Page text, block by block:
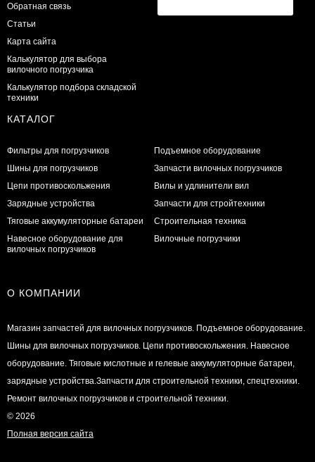
Обратная связь
Статьи
Карта сайта
Калькулятор для выбора
вилочного погрузчика
Калькулятор подбора складской
техники
КАТАЛОГ
Фильтры для погрузчиков
Шины для погрузчиков
Цепи противоскольжения
Зарядные устройства
Тяговые аккумуляторные батареи
Навесное оборудование для
вилочных погрузчиков
Подъемное оборудование
Запчасти вилочных погрузчиков
Вилы и удлинители вил
Запчасти для стройтехники
Строительная техника
Вилочные погрузчики
О КОМПАНИИ
Магазин запчастей для вилочных погрузчиков. Подъемное оборудование.
Шины для вилочных погрузчиков. Цепи противоскольжения. Навесное
оборудование. Тяговые кислотные и гелевые аккумуляторные батареи,
зарядные устройства.Запчасти для строительной техники, спецтехники.
Ремонт вилочных погрузчиков и строительной техники.
© 2026
Полная версия сайта